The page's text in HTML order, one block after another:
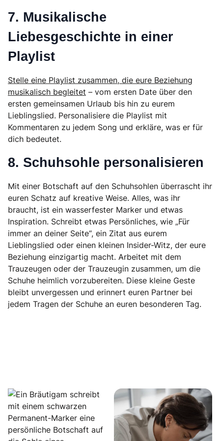
7. Musikalische
Liebesgeschichte in einer
Playlist
Stelle eine Playlist zusammen, die eure Beziehung
musikalisch begleitet – vom ersten Date über den
ersten gemeinsamen Urlaub bis hin zu eurem
Lieblingslied. Personalisiere die Playlist mit
Kommentaren zu jedem Song und erkläre, was er für
dich bedeutet.
8. Schuhsohle personalisieren
Mit einer Botschaft auf den Schuhsohlen überrascht ihr
euren Schatz auf kreative Weise. Alles, was ihr
braucht, ist ein wasserfester Marker und etwas
Inspiration. Schreibt etwas Persönliches, wie „Für
immer an deiner Seite“, ein Zitat aus eurem
Lieblingslied oder einen kleinen Insider-Witz, der eure
Beziehung einzigartig macht. Arbeitet mit dem
Trauzeugen oder der Trauzeugin zusammen, um die
Schuhe heimlich vorzubereiten. Diese kleine Geste
bleibt unvergessen und erinnert euren Partner bei
jedem Tragen der Schuhe an euren besonderen Tag.